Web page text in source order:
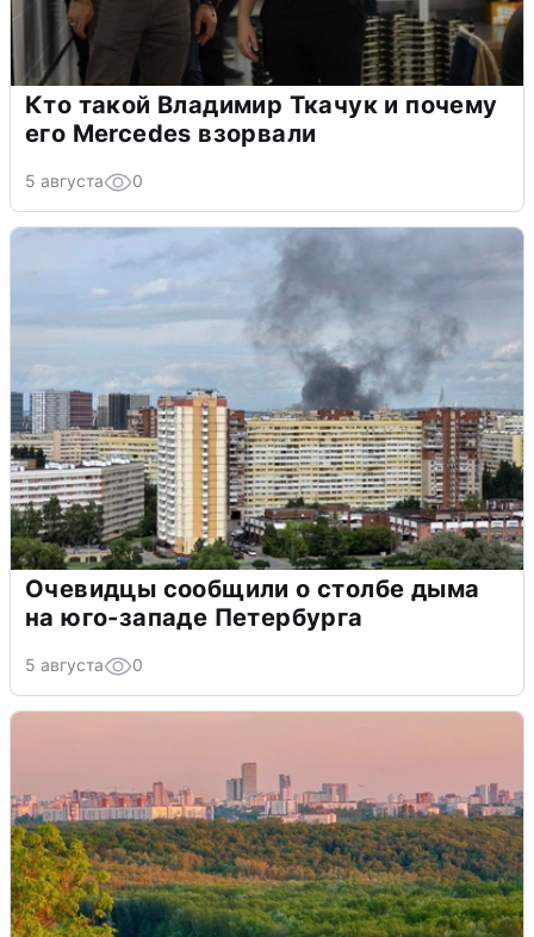
Кто такой Владимир Ткачук и почему
его Mercedes взорвали
5 августа 0
Очевидцы сообщили о столбе дыма
на юго-западе Петербурга
5 августа 0